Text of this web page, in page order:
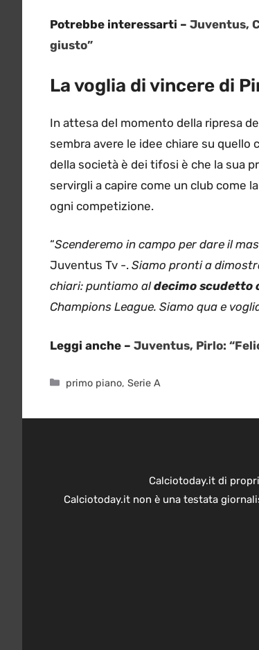
Potrebbe interessarti – Juventus,
giusto”
La voglia di vincere di
In attesa del momento della ripresa
sembra avere le idee chiare su quello
della società è dei tifosi è che la sua
servirgli a capire come un club come
ogni competizione.
“Scenderemo in campo per dare il
Juventus Tv -. Siamo pronti a
chiari: puntiamo aldecimo scudetto
Champions League. Siamo qua e
Leggi anche – Juventus, Pirlo:
Categorie
primo piano,Serie A
Calciotoday.it di
Calciotoday.it non è una testata